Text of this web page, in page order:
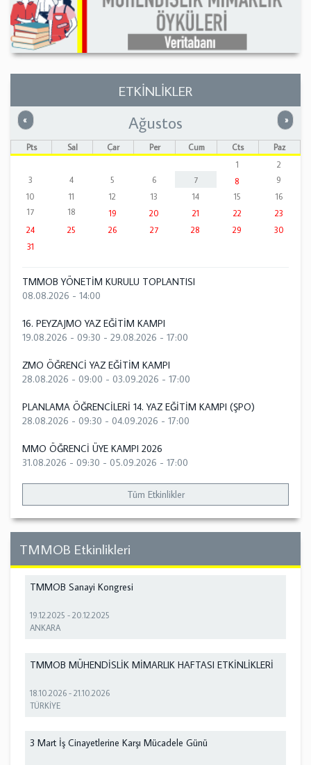
ETKİNLİKLER
« Önceki »
Ağustos
Pts Sal Çar Per Cum Cts
Paz
1
2
3
4 5 6 7 8
9
10
11 12 13 14 15
16
17
18 19 20 21 22
23
24
25 26 27 28 29
30
31
TMMOB YÖNETİM KURULU TOPLANTISI
08.08.2026 - 14:00
16. PEYZAJMO YAZ EĞİTİM KAMPI
19.08.2026 - 09:30 - 29.08.2026 - 17:00
ZMO ÖĞRENCİ YAZ EĞİTİM KAMPI
28.08.2026 - 09:00 - 03.09.2026 - 17:00
PLANLAMA ÖĞRENCİLERİ 14. YAZ EĞİTİM KAMPI (ŞPO)
28.08.2026 - 09:30 - 04.09.2026 - 17:00
MMO ÖĞRENCİ ÜYE KAMPI 2026
31.08.2026 - 09:30 - 05.09.2026 - 17:00
Tüm Etkinlikler
TMMOB Etkinlikleri
TMMOB Sanayi Kongresi
19.12.2025 -20.12.2025
ANKARA
TMMOB MÜHENDİSLİK MİMARLIK HAFTASI ETKİNLİKLERİ
18.10.2026 -21.10.2026
TÜRKİYE
3 Mart İş Cinayetlerine Karşı Mücadele Günü